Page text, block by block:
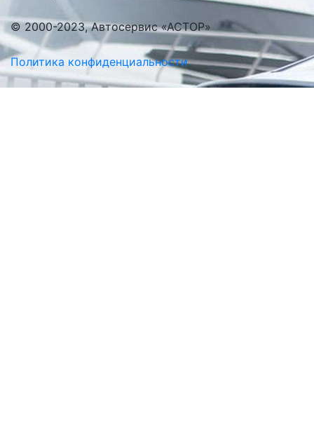
© 2000-2023, Автосервис «АСТОР»
Политика конфиденциальности